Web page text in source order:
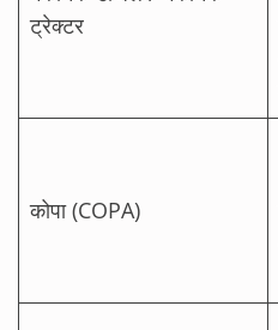
ट्रेक्टर
कोपा (COPA)